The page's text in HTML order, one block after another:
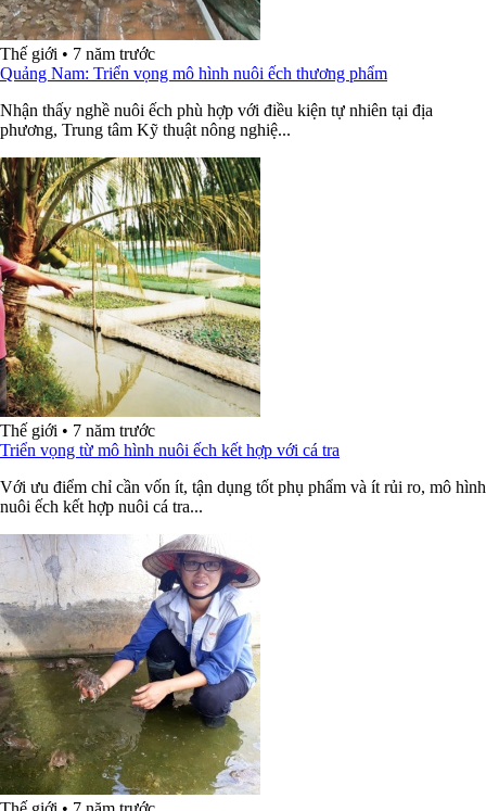
Thế giới • 7 năm trước
Quảng Nam: Triển vọng mô hình nuôi ếch thương phẩm
Nhận thấy nghề nuôi ếch phù hợp với điều kiện tự nhiên tại địa
phương, Trung tâm Kỹ thuật nông nghiệ...
Thế giới • 7 năm trước
Triển vọng từ mô hình nuôi ếch kết hợp với cá tra
Với ưu điểm chỉ cần vốn ít, tận dụng tốt phụ phẩm và ít rủi ro, mô hình
nuôi ếch kết hợp nuôi cá tra...